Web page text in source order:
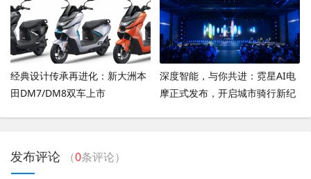
经典设计传承再进化：新大洲本
田DM7/DM8双车上市
深度智能，与你共进：霓星AI电
摩正式发布，开启城市骑行新纪
发布评论 （0条评论）